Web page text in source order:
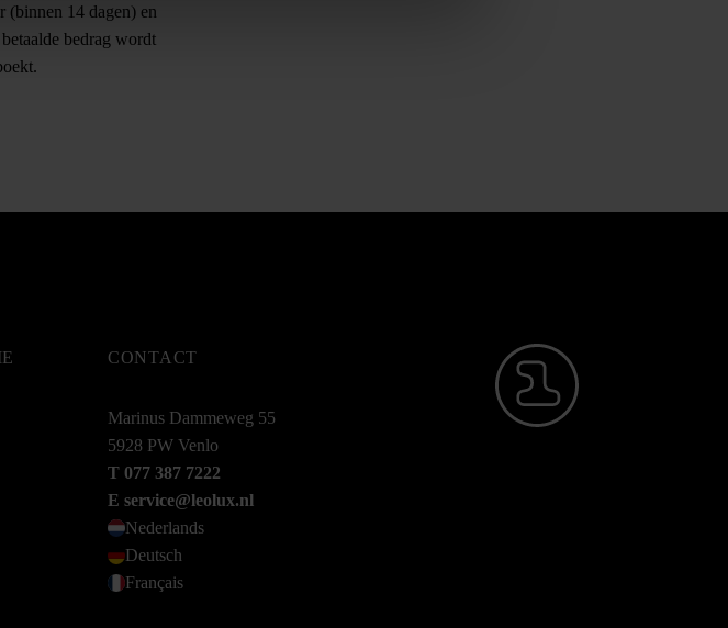
(binnen 14 dagen) en
bedrag wordt
CONTACT
Marinus Dammeweg 55
5928 PW Venlo
T 077 387 7222
E service@leolux.nl
Nederlands
Deutsch
Français